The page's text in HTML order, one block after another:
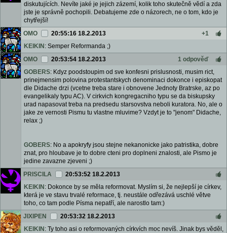
diskutujících. Nevíte jaké je jejich zázemí, kolik toho skutečně vědí a zda
jste je správně pochopili. Debatujeme zde o názorech, ne o tom, kdo je
chytřejší!
OMO
20:55:16 18.2.2013
+1
KEIKIN : Semper Reformanda ;)
OMO
20:53:54 18.2.2013
1 odpověď
GOBERS: Kdyz poodstoupim od sve konfesni prislusnosti, musim rict,
prinejmensim polovina protestantskych denominaci dokonce i episkopat
dle Didache drzi (vcetne treba stare i obnovene Jednoty Bratrske, az po
evangelikaly typu AC). V cirkvich kongregacniho typu se da biskupsky
urad napasovat treba na predsedu starsovstva neboli kuratora. No, ale o
jake ze vernosti Pismu tu vlastne mluvime? Vzdyt je to "jenom" Didache,
relax ;)
GOBERS: No a apokryfy jsou stejne nekanonicke jako patristika, dobre
znat, pro hloubave je to dobre cteni pro doplneni znalosti, ale Pismo je
jedine zavazne zjeveni ;)
PRISCILA
20:53:52 18.2.2013
KEIKIN : Dokonce by se měla reformovat. Myslím si, že nejlepší je církev,
která je ve stavu trvalé reformace, tj. neustále odřezává uschlé větve
toho, co tam podle Písma nepatří, ale narostlo tam:)
JIXIPEN
20:53:32 18.2.2013
KEIKIN : Ty toho asi o reformovaných církvích moc nevíš. Jinak bys věděl,